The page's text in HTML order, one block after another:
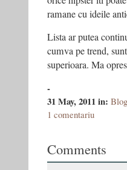
ramane cu ideile
Lista ar putea
cumva pe trend,
superioara. Ma
-
31 May, 2011in: Blog
1 comentariu
Comments